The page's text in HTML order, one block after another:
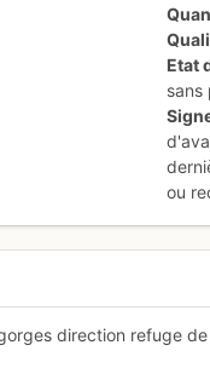
Etat
sans
ou
direction refuge